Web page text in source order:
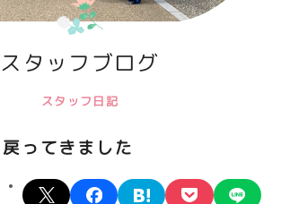
スタッフブログ
スタッフ日記
戻ってきました
X facebookhatena pocket